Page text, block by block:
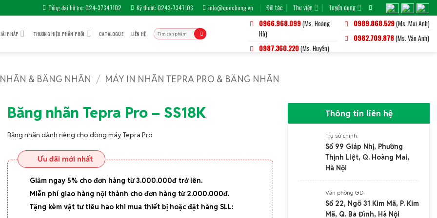
Tổng đài hỗ trợ: 024-37347102 Kỹ thuật: 0243-7347103 info@quochung.vn Đối tác Thư viện Tuyển dụng
PHÁP THƯƠNG HIỆU PHÂN PHỐI CATALOGUE LIÊN HỆ
Tìm
kiếm:
0966.968.099(Ms. Hoàng
Hà)
0987.360.220(Ms. Huyền)
0989.868.529(Ms. Mai Anh)
0982.709.878(Ms. Vân Anh)
& BĂNG NHÃN / MÁY IN NHÃN TEPRA PRO & BĂNG NHÃN
Băng nhãn Tepra Pro – SS18K
Băng nhãn dành riêng cho dòng máy Tepra Pro
Ưu đãi mới nhất
Giảm ngay 5% cho đơn hàng từ 3.000.000đ trở lên.
Miễn phí giao hàng nội thành cho đơn hàng từ 2.000.000đ.
Tặng kèm vật tư tiêu hao khi mua thiết bị hoặc đặt hàng SLL:
Thông tin liên hệ
Trụ sở chính:
Số 99 Giáp Nhị, Phường
Thịnh Liệt, Q. Hoàng Mai,
Hà Nội
Văn phòng GD:
Số 22, Ngõ 31 Kim Mã, P. Kim
Mã, Q. Ba Đình, Hà Nội